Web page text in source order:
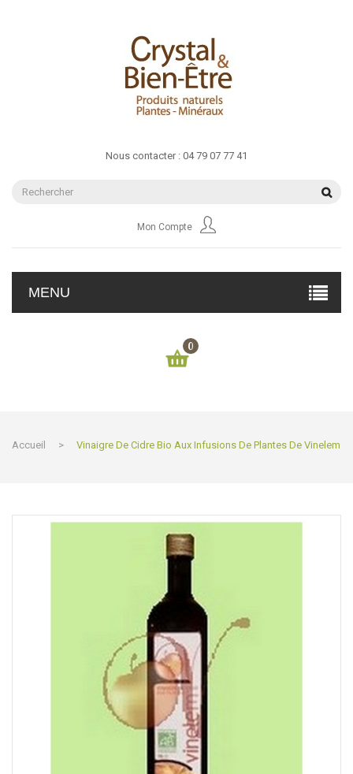
Nous contacter : 04 79 07 77 41
Mon Compte
MENU
0
Accueil > Vinaigre De Cidre Bio Aux Infusions De Plantes De Vinelem